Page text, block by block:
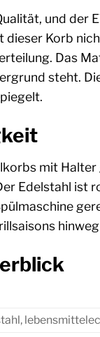
und der
Korb
Das
steht.
mit
Edelstahl ist